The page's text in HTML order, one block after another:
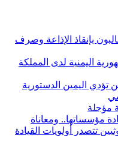
بإنقاذ الإذاعة وصرف
اليمنية لدى المملكة
تؤدي اليمين الدستورية
مؤجلة
مؤسساتها.. ومعاناة
تتصدر أولويات القيادة